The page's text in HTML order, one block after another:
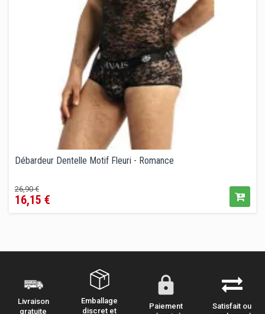
Débardeur Dentelle Motif Fleuri - Romance
Prix
de
26,90 €Prix
16,15 €
Livraison
gratuite
Emballage
discret et
Paiement
Satisfait ou